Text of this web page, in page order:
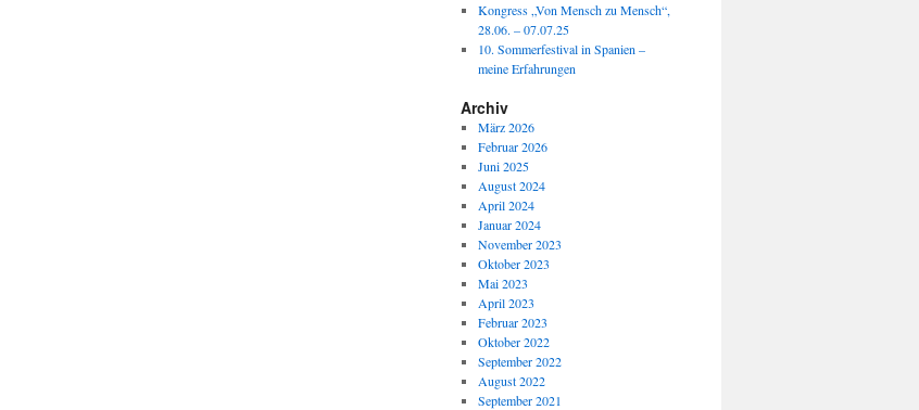
Kongress „Von Mensch zu Mensch“,
28.06. – 07.07.25
10. Sommerfestival in Spanien –
meine Erfahrungen
Archiv
März 2026
Februar 2026
Juni 2025
August 2024
April 2024
Januar 2024
November 2023
Oktober 2023
Mai 2023
April 2023
Februar 2023
Oktober 2022
September 2022
August 2022
September 2021